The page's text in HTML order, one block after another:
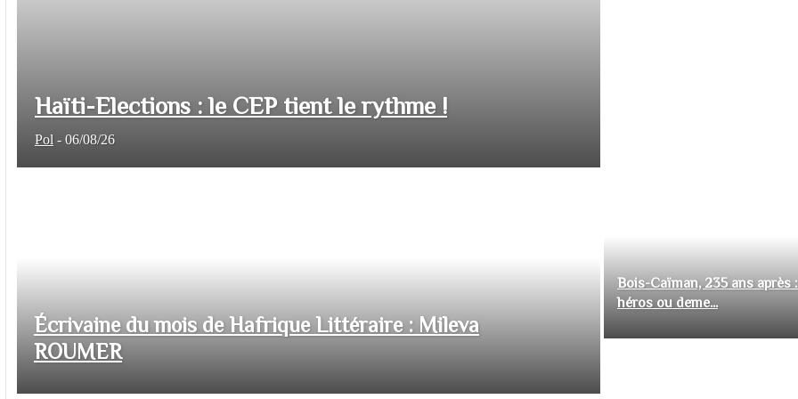
Haïti-Elections : le CEP tient le rythme !
Pol - 06/08/26
Écrivaine du mois de Hafrique Littéraire : Mileva
ROUMER
Bois-Caïman, 235 ans après
héros ou deme...